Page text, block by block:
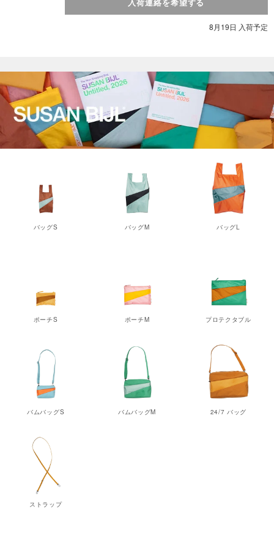
入荷連絡を希望する
8月19日 入荷予定
バッグS バッグM バッグL
ポーチS ポーチM プロテクタブル
バムバッグS バムバッグM 24/7 バッグ
ストラップ